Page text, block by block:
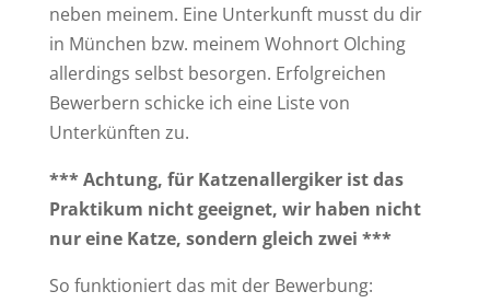
neben meinem. Eine Unterkunft musst du dir
in München bzw. meinem Wohnort Olching
allerdings selbst besorgen. Erfolgreichen
Bewerbern schicke ich eine Liste von
Unterkünften zu.
*** Achtung, für Katzenallergiker ist das
Praktikum nicht geeignet, wir haben nicht
nur eine Katze, sondern gleich zwei ***
So funktioniert das mit der Bewerbung: